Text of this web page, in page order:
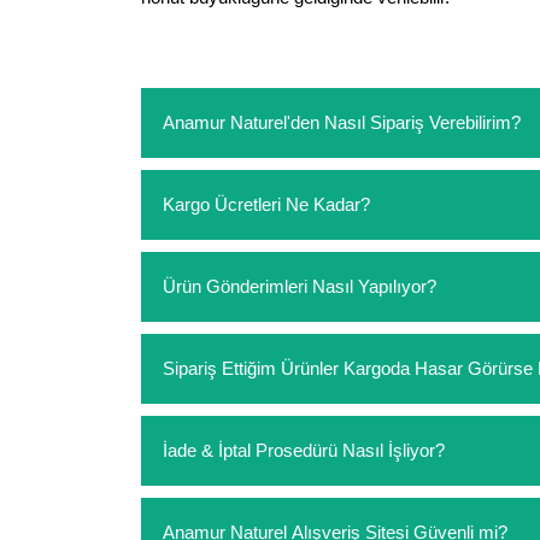
Anamur Naturel'den Nasıl Sipariş Verebilirim?
sipariş verebilirsiniz. Sitemizden vereceğiniz
ödeme yoktur.
Kargo Ücretleri Ne Kadar?
siparişlerinizde sepetinizdeki ürünleri
Ürün Gönderimleri Nasıl Yapılıyor?
Sipariş Ettiğim Ürünler Kargoda Hasar
hasar görmüş ise hemen bizimle iletişime
İade & İptal Prosedürü Nasıl İşliyor?
Anamur Naturel Alışveriş Sitesi Güvenli mi?